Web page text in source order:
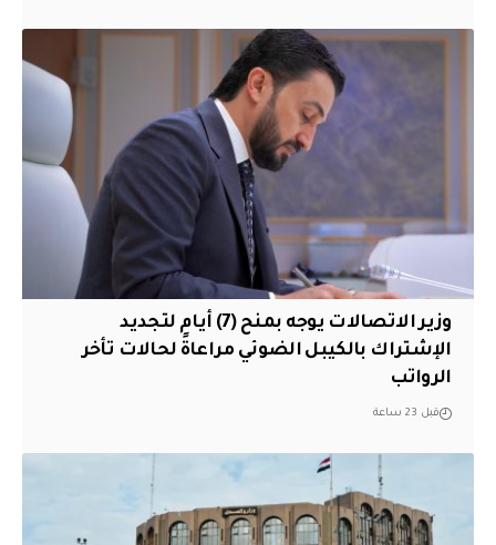
وزير الاتصالات يوجه بمنح (7) أيام لتجديد
الإشتراك بالكيبل الضوئي مراعاةً لحالات تأخر
الرواتب
قبل 23 ساعة